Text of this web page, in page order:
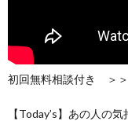
初回無料相談付き ＞
【Today’s】あの人の気